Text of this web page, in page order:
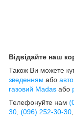
Відвідайте наш
Також Ви можете
зведенням або
газовий Madas або
Телефонуйте нам
30, (096) 252-30-30,